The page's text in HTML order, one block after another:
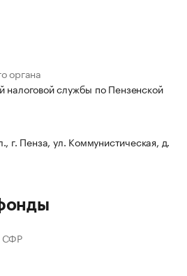
органа
налоговой службы по Пензенской
г. Пенза, ул. Коммунистическая, д.
СФР